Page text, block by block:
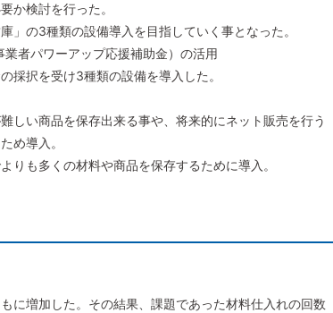
か検討を行った。
」の3種類の設備導入を目指していく事となった。
者パワーアップ応援補助金）の活用
採択を受け3種類の設備を導入した。
しい商品を保存出来る事や、将来的にネット販売を行う
め導入。
りも多くの材料や商品を保存するために導入。
に増加した。その結果、課題であった材料仕入れの回数